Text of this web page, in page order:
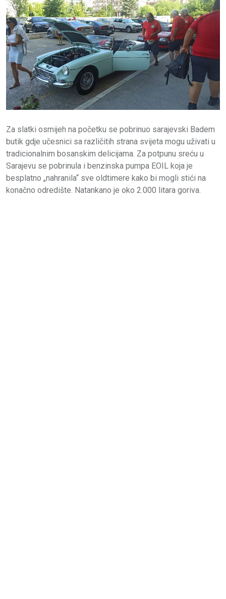
Za slatki osmijeh na početku se pobrinuo sarajevski Badem
butik gdje učesnici sa različitih strana svijeta mogu uživati u
tradicionalnim bosanskim delicijama. Za potpunu sreću u
Sarajevu se pobrinula i benzinska pumpa EOIL koja je
besplatno „nahranila“ sve oldtimere kako bi mogli stići na
konačno odredište. Natankano je oko 2.000 litara goriva.